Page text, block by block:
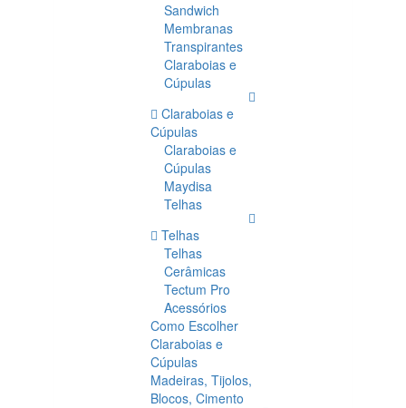
Sandwich
Membranas
Transpirantes
Claraboias e
Cúpulas
Claraboias e
Cúpulas
Claraboias e
Cúpulas
Maydisa
Telhas
Telhas
Telhas
Cerâmicas
Tectum Pro
Acessórios
Como Escolher
Claraboias e
Cúpulas
Madeiras, Tijolos,
Blocos, Cimento